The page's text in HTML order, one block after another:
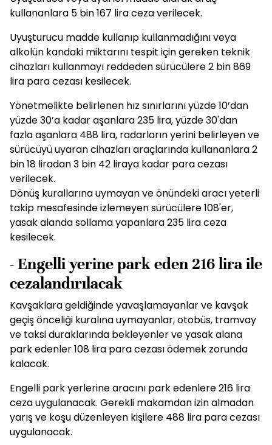
kullananlara 5 bin 167 lira ceza verilecek.
Uyuşturucu madde kullanıp kullanmadığını veya
alkolün kandaki miktarını tespit için gereken teknik
cihazları kullanmayı reddeden sürücülere 2 bin 869
lira para cezası kesilecek.
Yönetmelikte belirlenen hız sınırlarını yüzde 10’dan
yüzde 30’a kadar aşanlara 235 lira, yüzde 30'dan
fazla aşanlara 488 lira, radarların yerini belirleyen ve
sürücüyü uyaran cihazları araçlarında kullananlara 2
bin 18 liradan 3 bin 42 liraya kadar para cezası
verilecek.
Dönüş kurallarına uymayan ve önündeki aracı yeterli
takip mesafesinde izlemeyen sürücülere 108'er,
yasak alanda sollama yapanlara 235 lira ceza
kesilecek.
- Engelli yerine park eden 216 lira ile
cezalandırılacak
Kavşaklara geldiğinde yavaşlamayanlar ve kavşak
geçiş önceliği kuralına uymayanlar, otobüs, tramvay
ve taksi duraklarında bekleyenler ve yasak alana
park edenler 108 lira para cezası ödemek zorunda
kalacak.
Engelli park yerlerine aracını park edenlere 216 lira
ceza uygulanacak. Gerekli makamdan izin almadan
yarış ve koşu düzenleyen kişilere 488 lira para cezası
uygulanacak.